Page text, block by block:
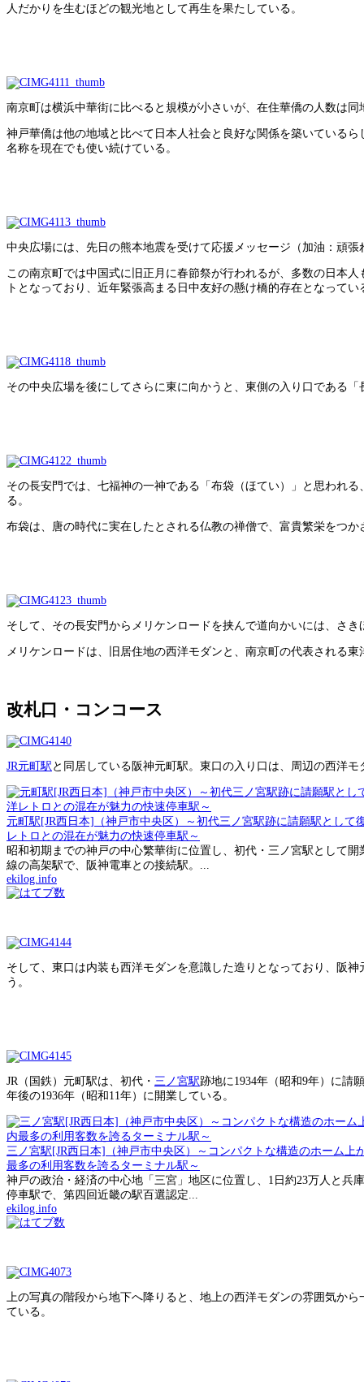
人だかりを生むほどの観光地として再生を果たしている。
南京町は横浜中華街に比べると規模が小さいが、在住華僑の人数は
神戸華僑は他の地域と比べて日本人社会と良好な関係を築いている
名称を現在でも使い続けている。
中央広場には、先日の熊本地震を受けて応援メッセージ（加油：頑張
この南京町では中国式に旧正月に春節祭が行われるが、多数の日本
トとなっており、近年緊張高まる日中友好の懸け橋的存在となってい
その中央広場を後にしてさらに東に向かうと、東側の入り口である「
その長安門では、七福神の一神である「布袋（ほてい）」と思われ
る。
布袋は、唐の時代に実在したとされる仏教の禅僧で、富貴繁栄をつ
そして、その長安門からメリケンロードを挟んで道向かいには、さ
メリケンロードは、旧居住地の西洋モダンと、南京町の代表される
改札口・コンコース
JR元町駅 と同居している阪神元町駅。東口の入り口は、周辺の西洋
元町駅[JR西日本]（神戸市中央区）～初代三ノ宮駅跡に請願駅とし
レトロとの混在が魅力の快速停車駅～
昭和初期までの神戸の中心繁華街に位置し、初代・三ノ宮駅として
線の高架駅で、阪神電車との接続駅。...
ekilog.info
そして、東口は内装も西洋モダンを意識した造りとなっており、阪
う。
JR（国鉄）元町駅は、初代・ 三ノ宮駅跡地に1934年（昭和9年）に請
年後の1936年（昭和11年）に開業している。
三ノ宮駅[JR西日本]（神戸市中央区）～コンパクトな構造のホーム
最多の利用客数を誇るターミナル駅～
神戸の政治・経済の中心地「三宮」地区に位置し、1日約23万人と兵
停車駅で、第四回近畿の駅百選認定...
ekilog.info
上の写真の階段から地下へ降りると、地上の西洋モダンの雰囲気か
ている。